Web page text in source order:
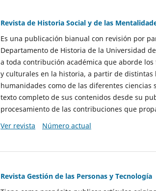
Revista de Historia Social y de las
Es una publicación bianual con revisión por
Departamento de Historia de la Universidad
a toda contribución académica que aborde
y culturales en la historia, a partir de
humanidades como de las diferentes ciencias
texto completo de sus contenidos desde su
procesamiento de las contribuciones que
Ver revista
Número actual
Revista Gestión de las Personas y Tecnología